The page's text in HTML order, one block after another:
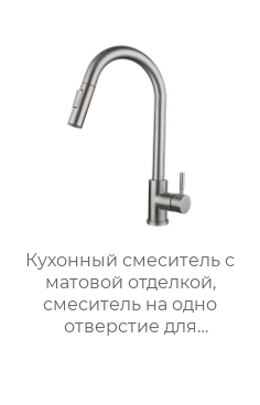
Кухонный смеситель с
матовой отделкой,
смеситель на одно
отверстие для